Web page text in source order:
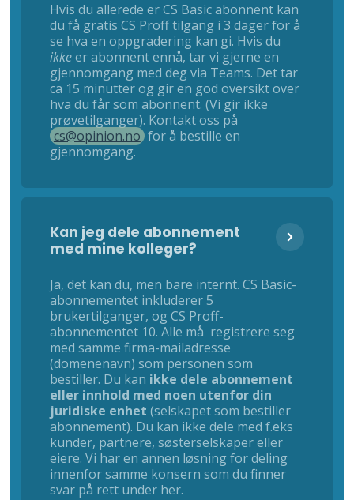
Hvis du allerede er CS Basic abonnent kan
du få gratis CS Proff tilgang i 3 dager for å
se hva en oppgradering kan gi. Hvis du
ikkeer abonnent ennå, tar vi gjerne en
gjennomgang med deg via Teams. Det tar
ca 15 minutter og gir en god oversikt over
hva du får som abonnent. (Vi gir ikke
prøvetilganger). Kontakt oss på
cs@opinion.no for å bestille en
gjennomgang.
Kan jeg dele abonnement
med mine kolleger?
Ja, det kan du, men bare internt. CS Basic-
abonnementet inkluderer 5
brukertilganger, og CS Proff-
abonnementet 10. Alle må registrere seg
med samme firma-mailadresse
(domenenavn) som personen som
bestiller. Du kan ikke dele abonnement
eller innhold med noen utenfor din
juridiske enhet (selskapet som bestiller
abonnement). Du kan ikke dele med f.eks
kunder, partnere, søsterselskaper eller
eiere. Vi har en annen løsning for deling
innenfor samme konsern som du finner
svar på rett under her.